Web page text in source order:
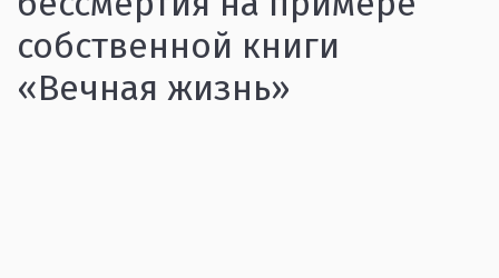
собственной книги
«Вечная жизнь»